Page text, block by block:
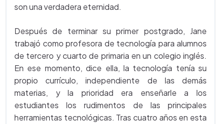
son una verdadera eternidad.
Después de terminar su primer postgrado, Jane
trabajó como profesora de tecnología para alumnos
de tercero y cuarto de primaria en un colegio inglés.
En ese momento, dice ella, la tecnología tenía su
propio currículo, independiente de las demás
materias, y la prioridad era enseñarle a los
estudiantes los rudimentos de las principales
herramientas tecnológicas. Tras cuatro años en esta